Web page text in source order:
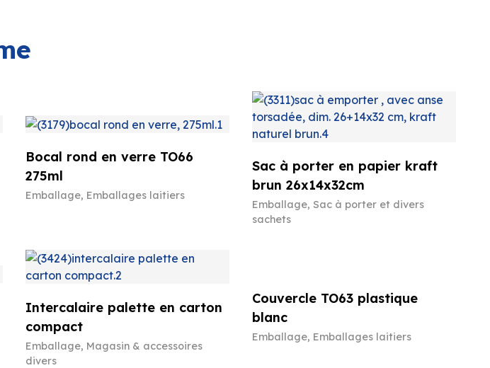
Bocal rond en verre TO66
275ml
Emballage, Emballages laitiers
Sac à porter en papier kraft
brun 26x14x32cm
Emballage, Sac à porter et divers
sachets
Intercalaire palette en carton
compact
Emballage, Magasin & accessoires
divers
Couvercle TO63 plastique
blanc
Emballage, Emballages laitiers